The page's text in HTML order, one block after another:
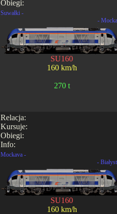
Obiegi:
Suwałki -
-
SU160
160 km/h
270 t
Relacja:
Kursuje:
Obiegi:
Info:
Mockava -
-
SU160
160 km/h